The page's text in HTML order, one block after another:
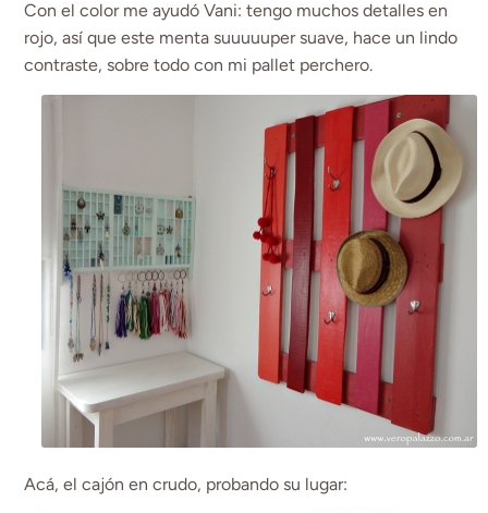
Con el color me ayudó Vani: tengo muchos detalles en
rojo, así que este menta suuuuuper suave, hace un lindo
contraste, sobre todo con mi pallet perchero.
Acá, el cajón en crudo, probando su lugar: